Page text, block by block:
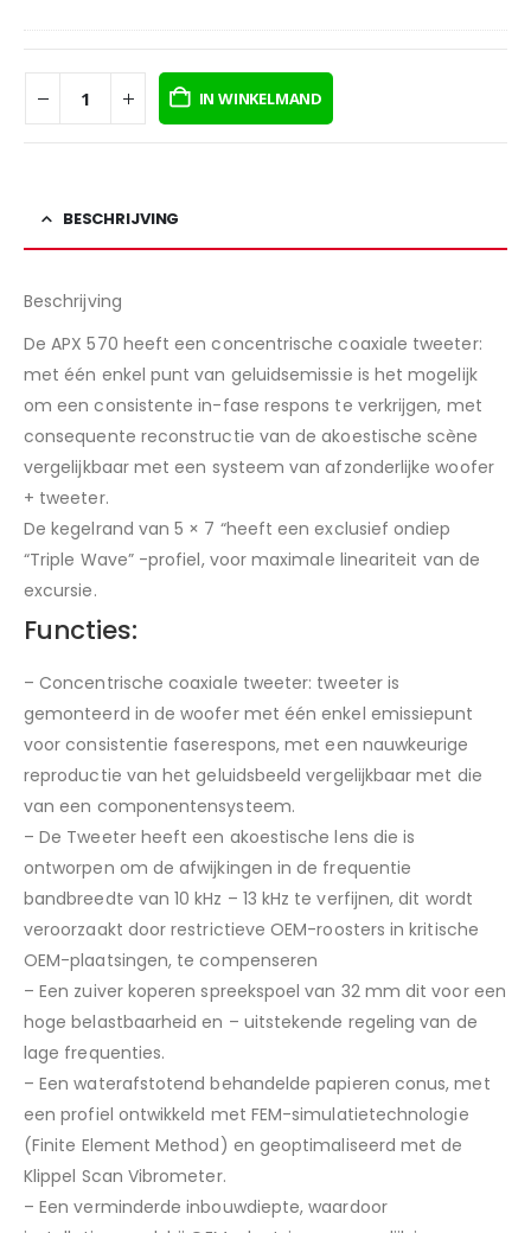
€29,00.€20,00.
IN WINKELMAND
BESCHRIJVING
Beschrijving
De APX 570 heeft een concentrische coaxiale tweeter:
met één enkel punt van geluidsemissie is het mogelijk
om een ​​consistente in-fase respons te verkrijgen, met
consequente reconstructie van de akoestische scène
vergelijkbaar met een systeem van afzonderlijke woofer
+ tweeter.
De kegelrand van 5 × 7 “heeft een exclusief ondiep
“Triple Wave” -profiel, voor maximale lineariteit van de
excursie.
Functies:
– Concentrische coaxiale tweeter: tweeter is
gemonteerd in de woofer met één enkel emissiepunt
voor consistentie faserespons, met een nauwkeurige
reproductie van het geluidsbeeld vergelijkbaar met die
van een componentensysteem.
– De Tweeter heeft een akoestische lens die is
ontworpen om de afwijkingen in de frequentie
bandbreedte van 10 kHz – 13 kHz te verfijnen, dit wordt
veroorzaakt door restrictieve OEM-roosters in kritische
OEM-plaatsingen, te compenseren
– Een zuiver koperen spreekspoel van 32 mm dit voor een
hoge belastbaarheid en – uitstekende regeling van de
lage frequenties.
– Een waterafstotend behandelde papieren conus, met
een profiel ontwikkeld met FEM-simulatietechnologie
(Finite Element Method) en geoptimaliseerd met de
Klippel Scan Vibrometer.
– Een verminderde inbouwdiepte, waardoor